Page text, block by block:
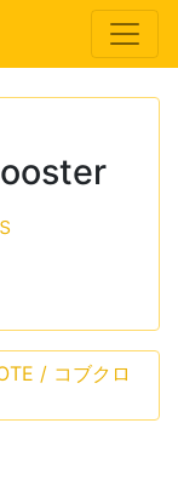
/ コブクロ